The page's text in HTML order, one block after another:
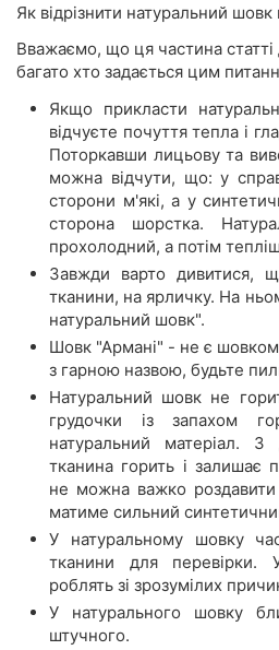
Як відрізнити натуральний шовк
Вважаємо, що ця частина
багато хто задається цим
Якщо прикласти
відчуєте почуття тепла і
Поторкавши лицьову та
можна відчути, що: у
сторони м'які, а у
сторона шорстка.
прохолодний, а потім
Завжди варто дивитися,
тканини, на ярличку. На
натуральний шовк".
Шовк "Армані" - не є
з гарною назвою, будьте
Натуральний шовк не
грудочки із запахом
натуральний матеріал. З
тканина горить і залишає
не можна важко
матиме сильний
У натуральному шовку
тканини для перевірки.
роблять зі зрозумілих
У натурального шовку
штучного.